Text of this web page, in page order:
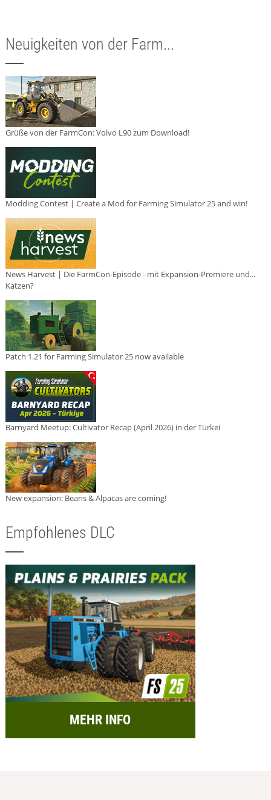
Neuigkeiten von der Farm...
Grüße von der FarmCon: Volvo L90 zum Download!
Modding Contest | Create a Mod for Farming Simulator 25 and win!
News Harvest | Die FarmCon-Episode - mit Expansion-Premiere und...
Katzen?
Patch 1.21 for Farming Simulator 25 now available
Barnyard Meetup: Cultivator Recap (April 2026) in der Türkei
New expansion: Beans & Alpacas are coming!
Empfohlenes DLC
MEHR INFO